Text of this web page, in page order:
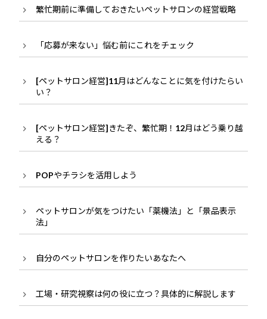
繁忙期前に準備しておきたいペットサロンの経営戦略
「応募が来ない」悩む前にこれをチェック
[ペットサロン経営]11月はどんなことに気を付けたらい
い？
[ペットサロン経営]きたぞ、繁忙期！12月はどう乗り越
える？
POPやチラシを活用しよう
ペットサロンが気をつけたい「薬機法」と「景品表示
法」
自分のペットサロンを作りたいあなたへ
工場・研究視察は何の役に立つ？具体的に解説します